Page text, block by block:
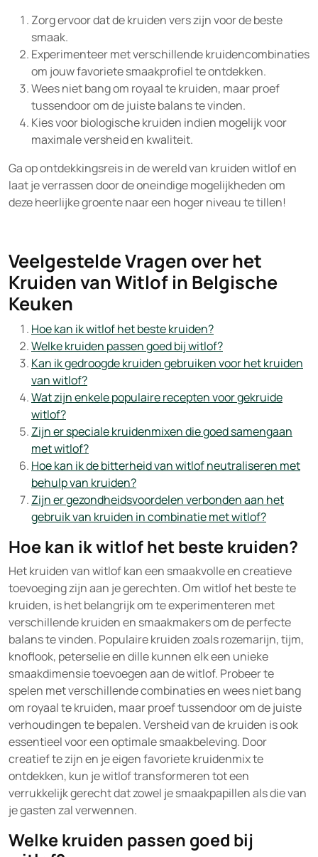
Zorg ervoor dat de kruiden vers zijn voor de beste
smaak.
Experimenteer met verschillende kruidencombinaties
om jouw favoriete smaakprofiel te ontdekken.
Wees niet bang om royaal te kruiden, maar proef
tussendoor om de juiste balans te vinden.
Kies voor biologische kruiden indien mogelijk voor
maximale versheid en kwaliteit.
Ga op ontdekkingsreis in de wereld van kruiden witlof en
laat je verrassen door de oneindige mogelijkheden om
deze heerlijke groente naar een hoger niveau te tillen!
Veelgestelde Vragen over het
Kruiden van Witlof in Belgische
Keuken
Hoe kan ik witlof het beste kruiden?
Welke kruiden passen goed bij witlof?
Kan ik gedroogde kruiden gebruiken voor het kruiden
van witlof?
Wat zijn enkele populaire recepten voor gekruide
witlof?
Zijn er speciale kruidenmixen die goed samengaan
met witlof?
Hoe kan ik de bitterheid van witlof neutraliseren met
behulp van kruiden?
Zijn er gezondheidsvoordelen verbonden aan het
gebruik van kruiden in combinatie met witlof?
Hoe kan ik witlof het beste kruiden?
Het kruiden van witlof kan een smaakvolle en creatieve
toevoeging zijn aan je gerechten. Om witlof het beste te
kruiden, is het belangrijk om te experimenteren met
verschillende kruiden en smaakmakers om de perfecte
balans te vinden. Populaire kruiden zoals rozemarijn, tijm,
knoflook, peterselie en dille kunnen elk een unieke
smaakdimensie toevoegen aan de witlof. Probeer te
spelen met verschillende combinaties en wees niet bang
om royaal te kruiden, maar proef tussendoor om de juiste
verhoudingen te bepalen. Versheid van de kruiden is ook
essentieel voor een optimale smaakbeleving. Door
creatief te zijn en je eigen favoriete kruidenmix te
ontdekken, kun je witlof transformeren tot een
verrukkelijk gerecht dat zowel je smaakpapillen als die van
je gasten zal verwennen.
Welke kruiden passen goed bij